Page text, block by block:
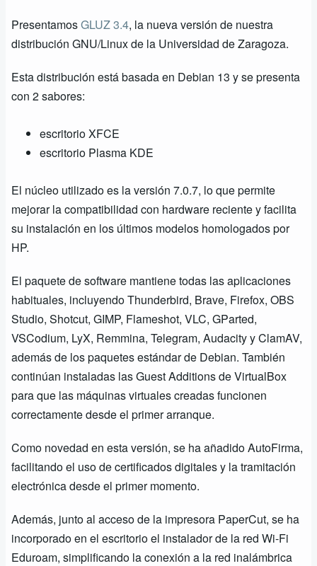
PresentamosGLUZ 3.4, la nueva versión de nuestra
distribución GNU/Linux de la Universidad de Zaragoza.
Esta distribución está basada en Debian 13 y se presenta
con 2 sabores:
escritorio XFCE
escritorio Plasma KDE
El núcleo utilizado es la versión 7.0.7, lo que permite
mejorar la compatibilidad con hardware reciente y facilita
su instalación en los últimos modelos homologados por
HP.
El paquete de software mantiene todas las aplicaciones
habituales, incluyendo Thunderbird, Brave, Firefox, OBS
Studio, Shotcut, GIMP, Flameshot, VLC, GParted,
VSCodium, LyX, Remmina, Telegram, Audacity y ClamAV,
además de los paquetes estándar de Debian. También
continúan instaladas las Guest Additions de VirtualBox
para que las máquinas virtuales creadas funcionen
correctamente desde el primer arranque.
Como novedad en esta versión, se ha añadidoAutoFirma,
facilitando el uso de certificados digitales y la tramitación
electrónica desde el primer momento.
Además, junto al acceso de la impresora PaperCut, se ha
incorporado en el escritorio el instalador de la red Wi-Fi
Eduroam, simplificando la conexión a la red inalámbrica